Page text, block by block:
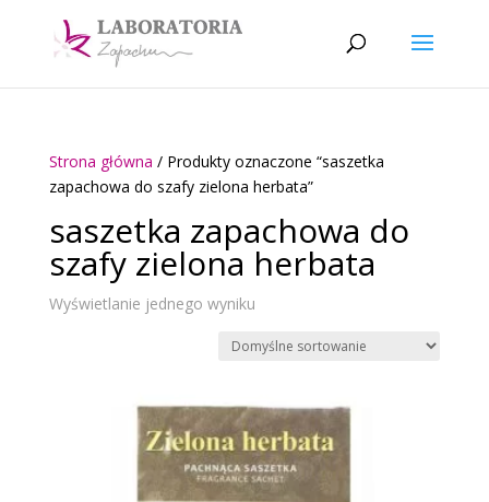
Strona główna / Produkty oznaczone “saszetka
zapachowa do szafy zielona herbata”
saszetka zapachowa do
szafy zielona herbata
Wyświetlanie jednego wyniku